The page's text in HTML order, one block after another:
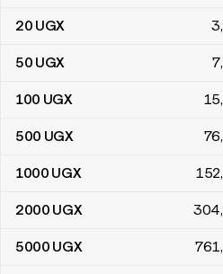
20 UGX 3
50 UGX 7
100 UGX 15
500 UGX 76
1000 UGX 152
2000 UGX 304
5000 UGX 761